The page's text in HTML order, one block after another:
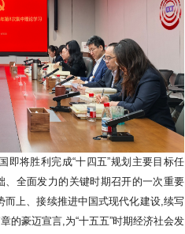
即将胜利完成“十四五”规划主要目标任
全面发力的关键时期召开的一次重要
上、接续推进中国式现代化建设,续写
的豪迈宣言,为“十五五”时期经济社会发